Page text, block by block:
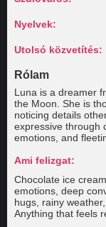
Nyelvek:
Utolsó közvetítés:
Rólam
Luna is a dreamer
the Moon. She is
noticing details
expressive through
emotions, and
between light and
nature. She is
moments into
by the changing
Ami felizgat:
Chocolate ice
emotions, deep
hugs, rainy
Anything that feels